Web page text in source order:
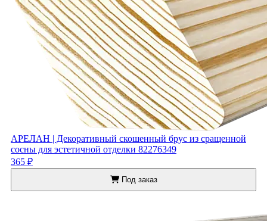
АРЕЛАН | Декоративный скошенный брус из сращенной
сосны для эстетичной отделки 82276349
365 ₽
Под заказ